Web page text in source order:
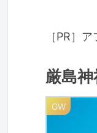
［PR］
厳島
GW